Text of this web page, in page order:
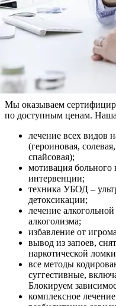
Мы оказываем
по доступным ценам.
лечение всех видов
(героиновая,
спайсовая);
мотивация
интервенции;
техника УБОД –
детоксикации;
лечение
алкоголизма;
избавление от
вывод из запоев,
наркотической
все методы
суггестивные,
Блокируем
комплексное